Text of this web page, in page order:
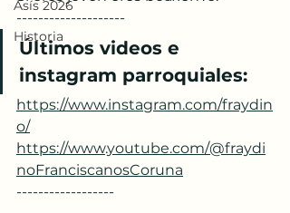
Asís 2026
Historia
--------------------
Últimos videos e
instagram parroquiales:
https://www.instagram.com/fraydin
o/
https://www.youtube.com/@fraydi
noFranciscanosCoruna
------------------